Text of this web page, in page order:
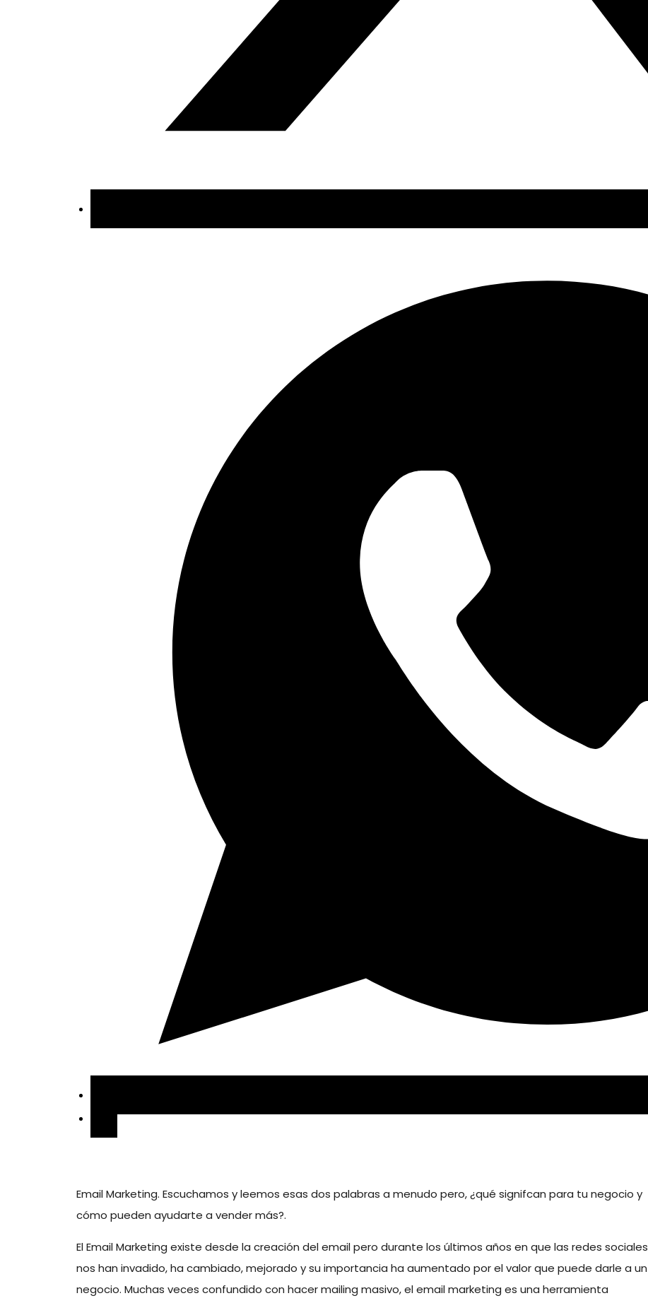
Email Marketing. Escuchamos y leemos esas dos palabras a menudo pero, ¿qué signifcan para tu negocio y
cómo pueden ayudarte a vender más?.
El Email Marketing existe desde la creación del email pero durante los últimos años en que las redes sociales
nos han invadido, ha cambiado, mejorado y su importancia ha aumentado por el valor que puede darle a un
negocio. Muchas veces confundido con hacer mailing masivo, el email marketing es una herramienta